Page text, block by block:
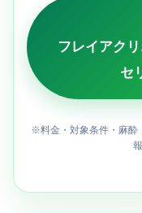
フレイアク
セ
※料金・対象条件・麻酔